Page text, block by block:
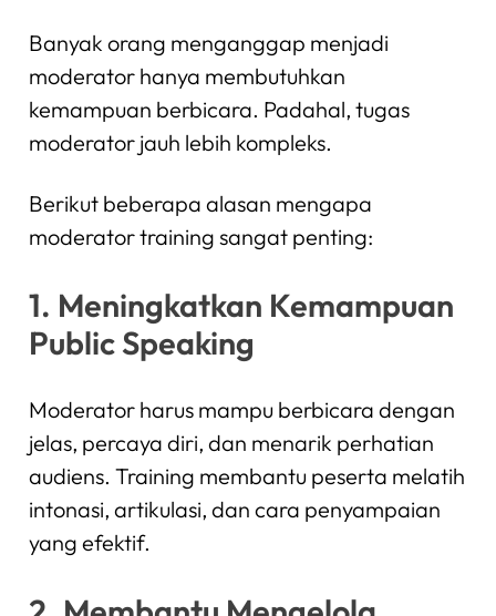
Banyak orang menganggap menjadi
moderator hanya membutuhkan
kemampuan berbicara. Padahal, tugas
moderator jauh lebih kompleks.
Berikut beberapa alasan mengapa
moderator training sangat penting:
1. Meningkatkan Kemampuan
Public Speaking
Moderator harus mampu berbicara dengan
jelas, percaya diri, dan menarik perhatian
audiens. Training membantu peserta melatih
intonasi, artikulasi, dan cara penyampaian
yang efektif.